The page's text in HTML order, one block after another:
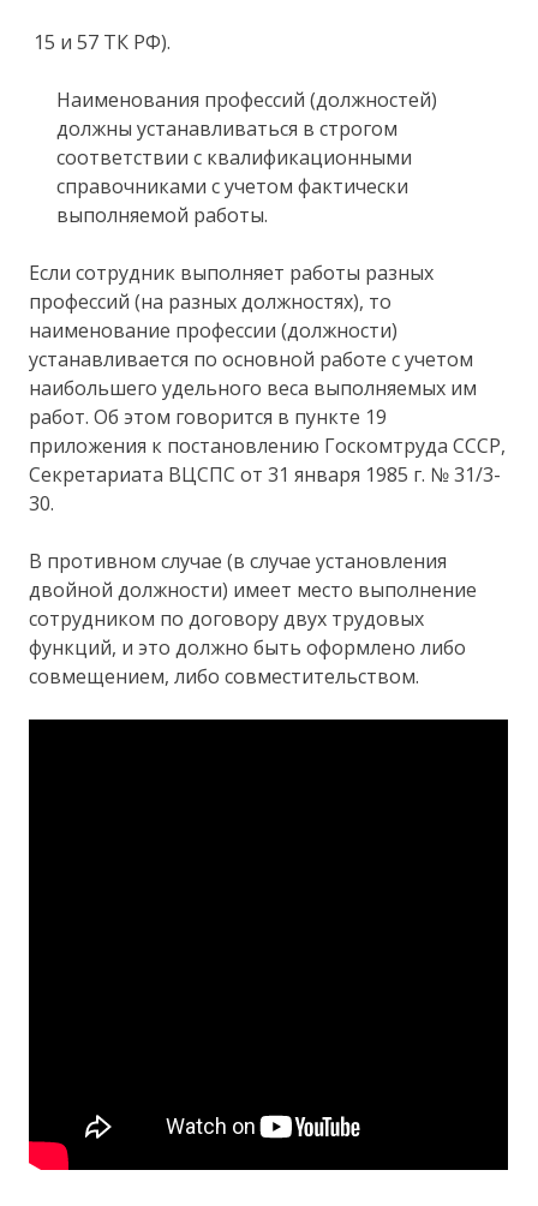
15 и 57 ТК РФ).
Наименования профессий (должностей)
должны устанавливаться в строгом
соответствии с квалификационными
справочниками с учетом фактически
выполняемой работы.
Если сотрудник выполняет работы разных
профессий (на разных должностях), то
наименование профессии (должности)
устанавливается по основной работе с учетом
наибольшего удельного веса выполняемых им
работ. Об этом говорится в пункте 19
приложения к постановлению Госкомтруда СССР,
Секретариата ВЦСПС от 31 января 1985 г. № 31/3-
30.
В противном случае (в случае установления
двойной должности) имеет место выполнение
сотрудником по договору двух трудовых
функций, и это должно быть оформлено либо
совмещением, либо совместительством.